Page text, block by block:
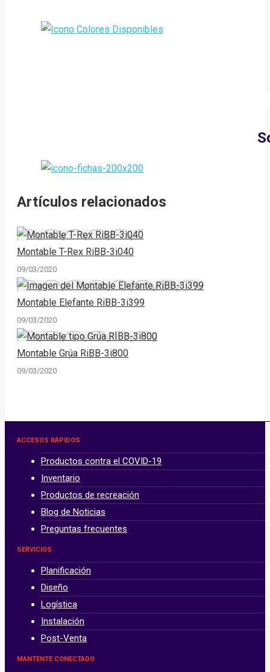
Artículos relacionados
Montable T-Rex RiBB-3i040
09/03/2020
Montable Elefante RiBB-3i399
09/03/2020
Montable Grúa RiBB-3i800
09/03/2020
ACCESOS RÁPIDOS
Productos contra el COVID-19
Inventario
Productos de recreación
Blog de Noticias
Preguntas frecuentes
SERVICIOS
Planificación
Diseño
Logística
Instalación
Post-Venta
MANTENTE CONECTADO